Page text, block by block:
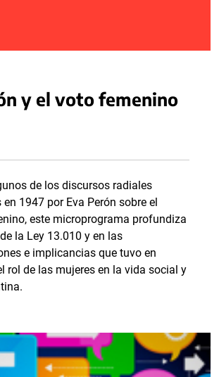
y el voto femenino
de los discursos radiales
1947 por Eva Perón sobre el
este microprograma profundiza
la Ley 13.010 y en las
e implicancias que tuvo en
rol de las mujeres en la vida social y